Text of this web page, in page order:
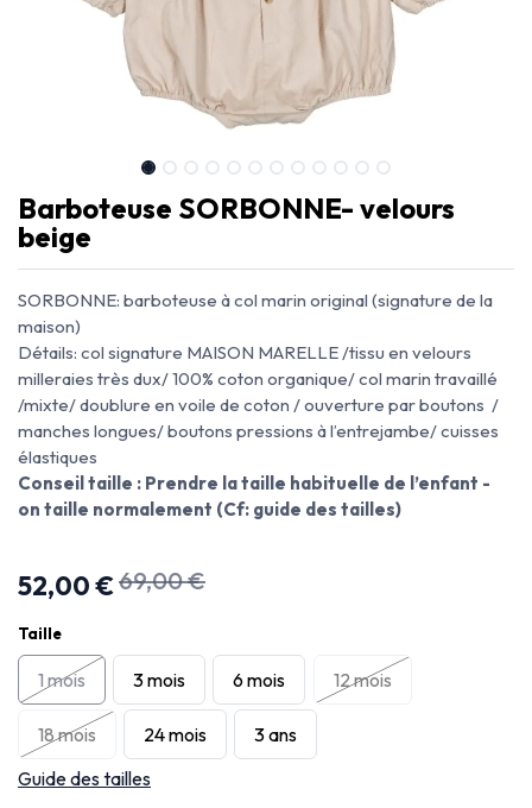
Barboteuse SORBONNE- velours
beige
SORBONNE: barboteuse à col marin original (signature de la
maison)
Détails: col signature MAISON MARELLE /tissu en velours
milleraies très dux/ 100% coton organique/ col marin travaillé
/mixte/ doublure en voile de coton / ouverture par boutons /
manches longues/ boutons pressions à l’entrejambe/ cuisses
élastiques
Conseil taille : Prendre la taille habituelle de l’enfant -
on taille normalement (Cf: guide des tailles)
52,00€69,00€
Taille
1 mois 3 mois 6 mois 12 mois
18 mois 24 mois
3 ans
Guide des tailles